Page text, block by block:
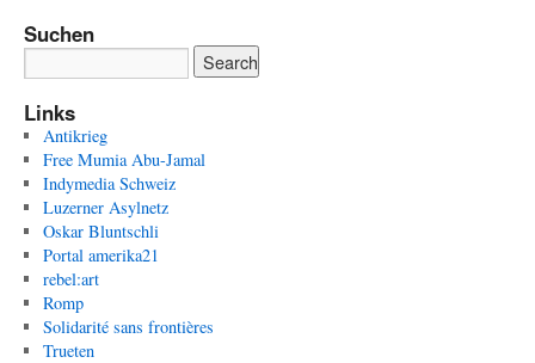
Suchen
Links
Antikrieg
Free Mumia Abu-Jamal
Indymedia Schweiz
Luzerner Asylnetz
Oskar Bluntschli
Portal amerika21
rebel:art
Romp
Solidarité sans frontières
Trueten